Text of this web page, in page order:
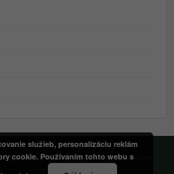
|Theme:Trustedby uXL Themes
služieb, personalizáciu reklám
cookie. Používaním tohto webu s